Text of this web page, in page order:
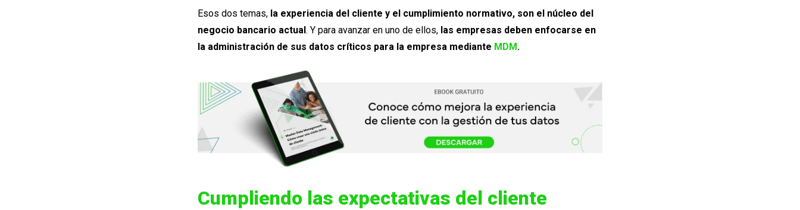
Esos dos temas, la experiencia del cliente y el cumplimiento normativo, son el núcleo del
negocio bancario actual . Y para avanzar en uno de ellos, las empresas deben enfocarse en
la administración de sus datos críticos para la empresa mediante MDM .
Cumpliendo las expectativas del cliente